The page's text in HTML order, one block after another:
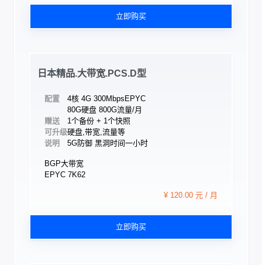
立即购买
日本精品.大带宽.PCS.D型
配置 4核 4G 300Mbps EPYC
80G硬盘 800G流量/月
赠送
1个备份 + 1个快照
可升级硬盘,带宽,流量等
说明
5G防御 黑洞时间一小时
BGP大带宽
EPYC 7K62
¥ 120.00 元 / 月
立即购买